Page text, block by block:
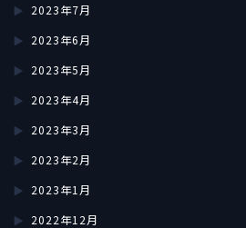
2023年7月
2023年6月
2023年5月
2023年4月
2023年3月
2023年2月
2023年1月
2022年12月